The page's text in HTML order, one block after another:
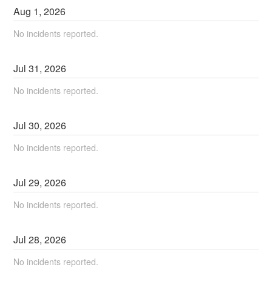
Aug 1,2026
No incidents reported.
Jul31,2026
No incidents reported.
Jul30,2026
No incidents reported.
Jul29,2026
No incidents reported.
Jul28,2026
No incidents reported.